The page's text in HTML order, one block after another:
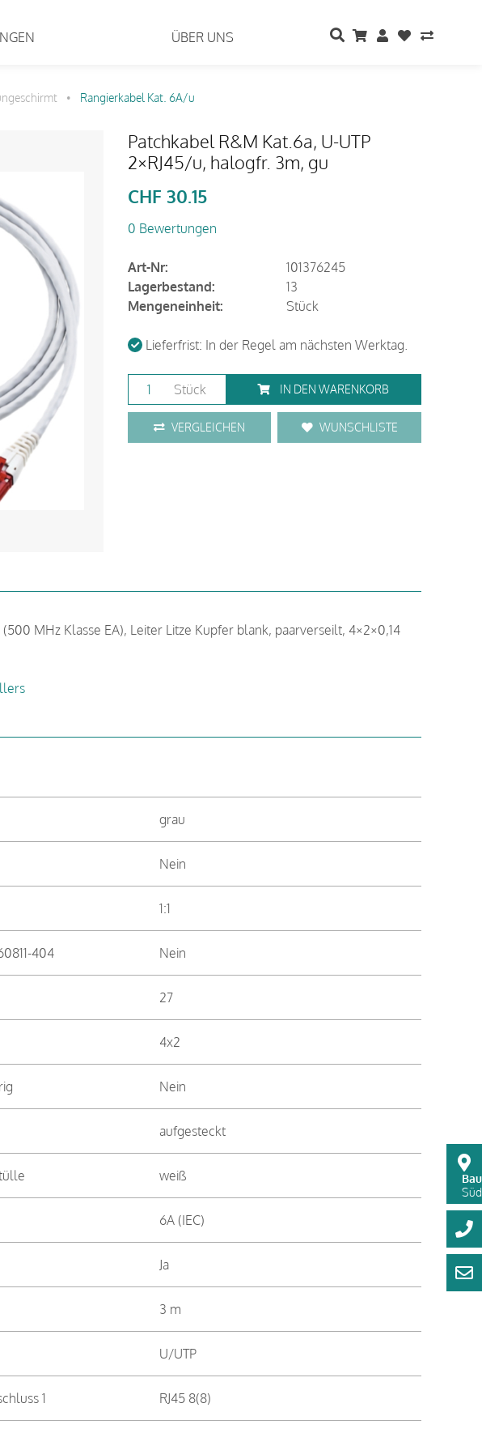
ÜBER UNS
• Rangierkabel Kat. 6A/u
Patchkabel R&M Kat.6a, U-UTP
2×RJ45/u, halogfr. 3m, gu
CHF 30.15
0 Bewertungen
Art-Nr:
101376245
Lagerbestand:
13
Mengeneinheit:
Stück
Lieferfrist: In der Regel am nächsten Werktag.
Stück IN DEN WARENKORB
VERGLEICHEN WUNSCHLISTE
(500 MHz Klasse EA), Leiter Litze Kupfer blank, paarverseilt, 4×2×0,14
grau
Nein
1:1
404 Nein
27
4x2
Nein
aufgesteckt
weiß
6A (IEC)
Ja
3 m
U/UTP
1 RJ45 8(8)